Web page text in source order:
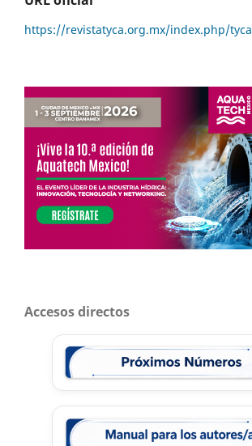
https://revistatyca.org.mx/index.php/tyca
Accesos directos